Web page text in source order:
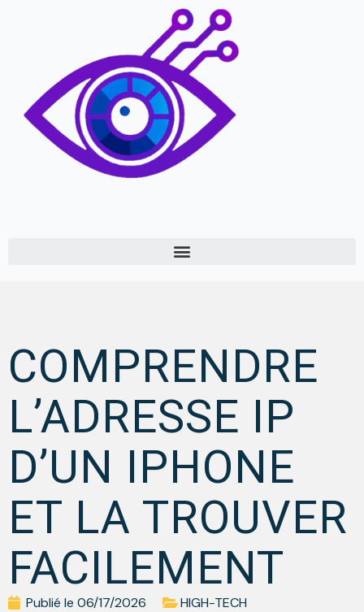
COMPRENDRE
L’ADRESSE IP
D’UN IPHONE
ET LA TROUVER
FACILEMENT
Publié le 06/17/2026 HIGH-TECH